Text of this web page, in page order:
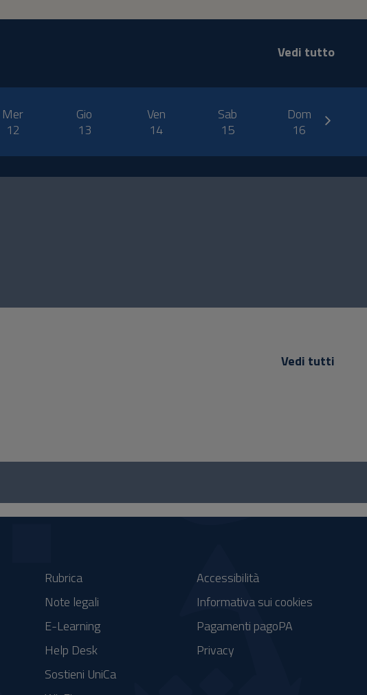
Vedi tutto
Mer
12
Gio
13
Ven
14
Sab
15
Dom
16
Vedi tutti
Rubrica
Note legali
E-Learning
Help Desk
Sostieni UniCa
Accessibilità
Informativa sui cookies
Pagamenti pagoPA
Privacy